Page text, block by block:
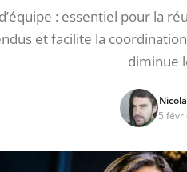
: essentiel pour la
et facilite la
diminue
5